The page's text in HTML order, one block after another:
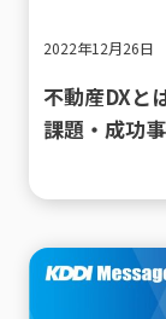
2022年12月26日
不動産DXと
課題・成功